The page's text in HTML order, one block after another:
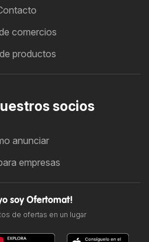
comercios
productos
socios
anunciar
empresas
soy Ofertomat!
de ofertas en un lugar